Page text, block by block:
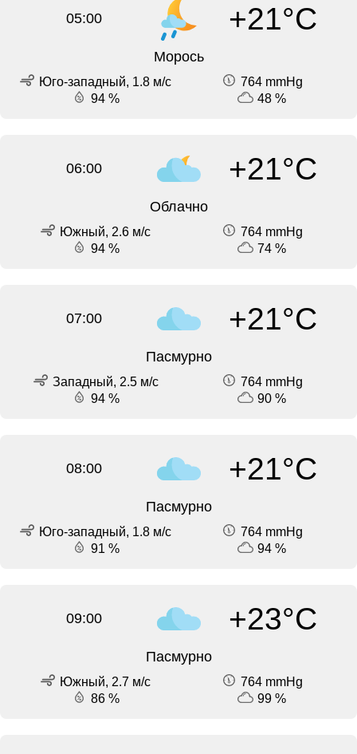
05:00 +21°C
Морось
Юго-западный, 1.8 м/с
764 mmHg
94 %
48 %
06:00 +21°C
Облачно
Южный, 2.6 м/с
764 mmHg
94 %
74 %
07:00 +21°C
Пасмурно
Западный, 2.5 м/с
764 mmHg
94 %
90 %
08:00 +21°C
Пасмурно
Юго-западный, 1.8 м/с
764 mmHg
91 %
94 %
09:00 +23°C
Пасмурно
Южный, 2.7 м/с
764 mmHg
86 %
99 %